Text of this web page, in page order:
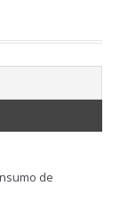
de